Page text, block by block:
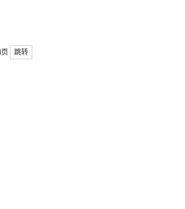
论坛、专题活动、...
页 跳转